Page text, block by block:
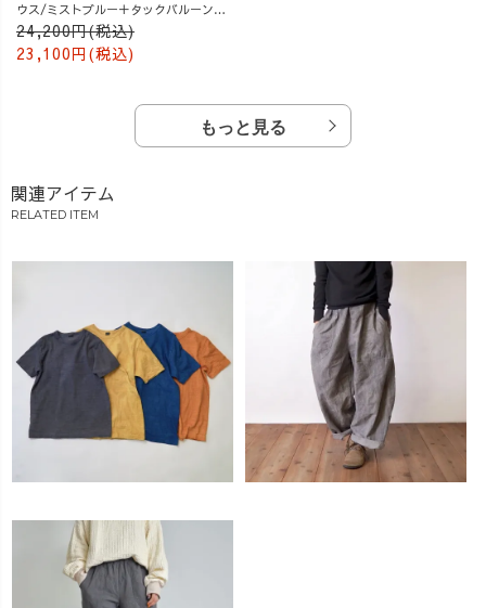
ウス/ミストブルー＋タックバルーンパ
ンツ/グレージュ
24,200円(税込)
23,100円(税込)
もっと見る
関連アイテム
RELATED ITEM